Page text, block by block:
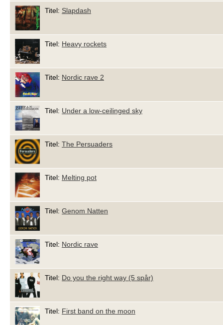
Titel: Slapdash
Titel: Heavy rockets
Titel: Nordic rave 2
Titel: Under a low-ceilinged sky
Titel: The Persuaders
Titel: Melting pot
Titel: Genom Natten
Titel: Nordic rave
Titel: Do you the right way (5 spår)
Titel: First band on the moon